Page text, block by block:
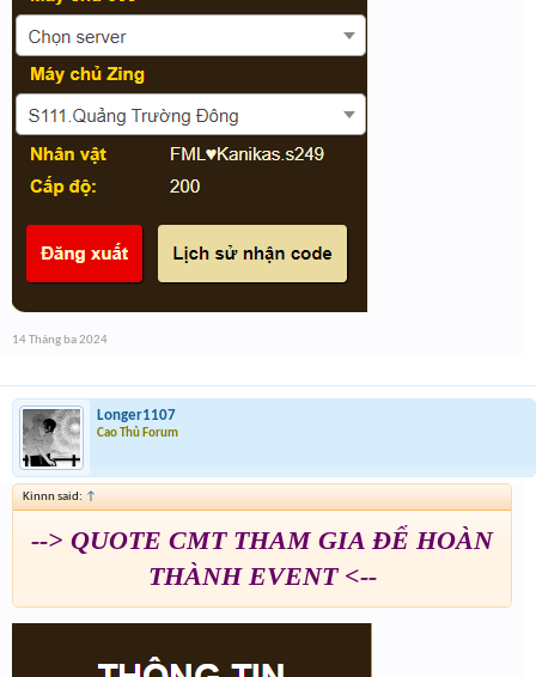
14 Tháng ba 2024
Longer1107
Cao Thủ Forum
Kinnn said: ↑
--> QUOTE CMT THAM GIA ĐỂ HOÀN
THÀNH EVENT <--